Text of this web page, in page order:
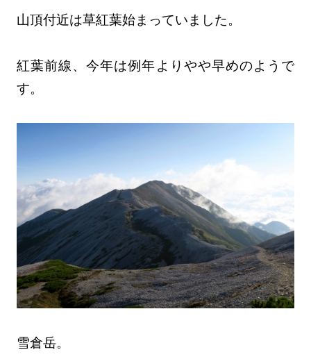
山頂付近は草紅葉始まっていました。
紅葉前線、今年は例年よりやや早めのようで
す。
雪倉岳。